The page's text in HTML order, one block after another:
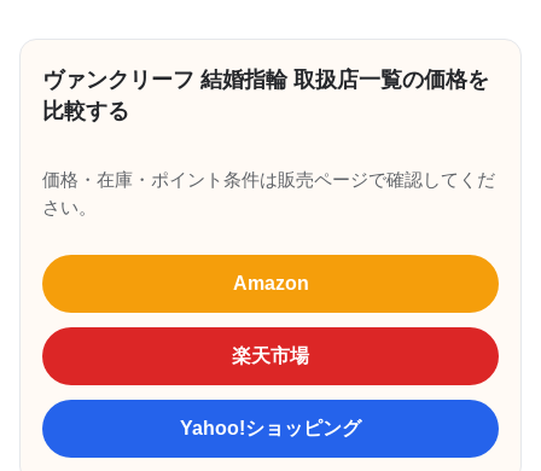
ヴァンクリーフ 結婚指輪 取扱店一覧の価格を
比較する
価格・在庫・ポイント条件は販売ページで確認してくだ
さい。
Amazon
楽天市場
Yahoo!ショッピング